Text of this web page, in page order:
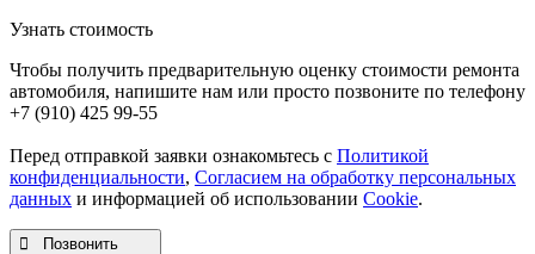
Узнать стоимость
Чтобы получить предварительную оценку стоимости ремонта
автомобиля, напишите нам или просто позвоните по телефону
+7 (910) 425 99-55
Перед отправкой заявки ознакомьтесь с Политикой
конфиденциальности, Согласием на обработку персональных
данных и информацией об использовании Cookie.
 Позвонить